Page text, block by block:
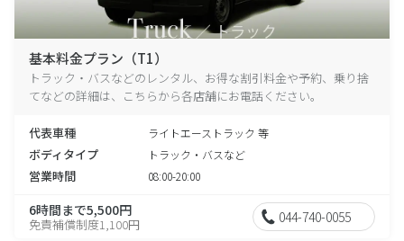
基本料金プラン（T1）
トラック・バスなどのレンタル、お得な割引料金や予約、乗り捨
てなどの詳細は、こちらから各店舗にお電話ください。
代表車種 ライトエーストラック 等
ボディタイプ トラック・バスなど
営業時間 08:00-20:00
6時間まで5,500円
免責補償制度1,100円 044-740-0055